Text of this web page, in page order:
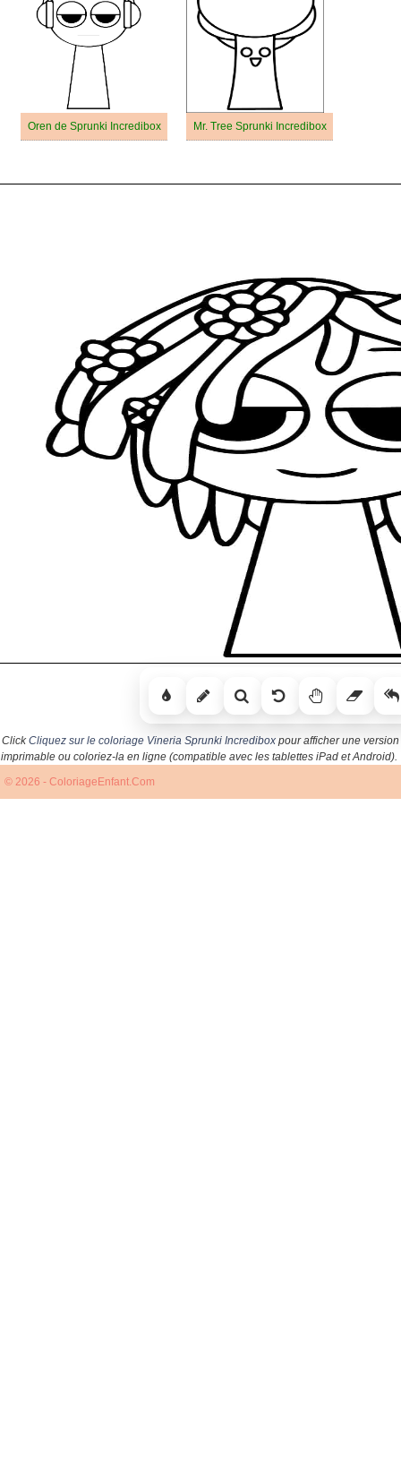
Oren de Sprunki Incredibox Mr. Tree Sprunki Incredibox
ClickCliquez sur le coloriage Vineria Sprunki Incredibox pour afficher une version
imprimable ou coloriez-la en ligne (compatible avec les tablettes iPad et Android).
© 2026 - ColoriageEnfant.Com